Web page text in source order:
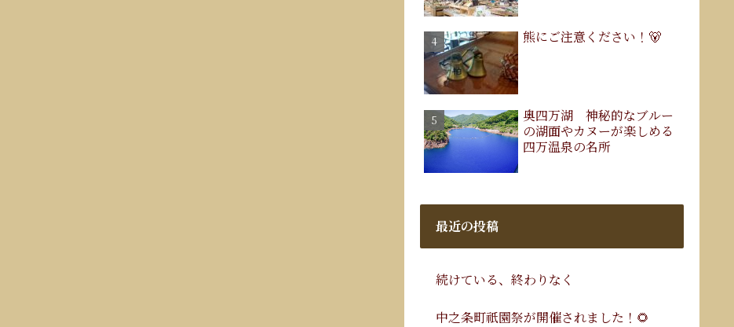
熊にご注意ください！🐻
奥四万湖 神秘的なブルー
の湖面やカヌーが楽しめる
四万温泉の名所
最近の投稿
続けている、終わりなく
中之条町祇園祭が開催されました！🌻